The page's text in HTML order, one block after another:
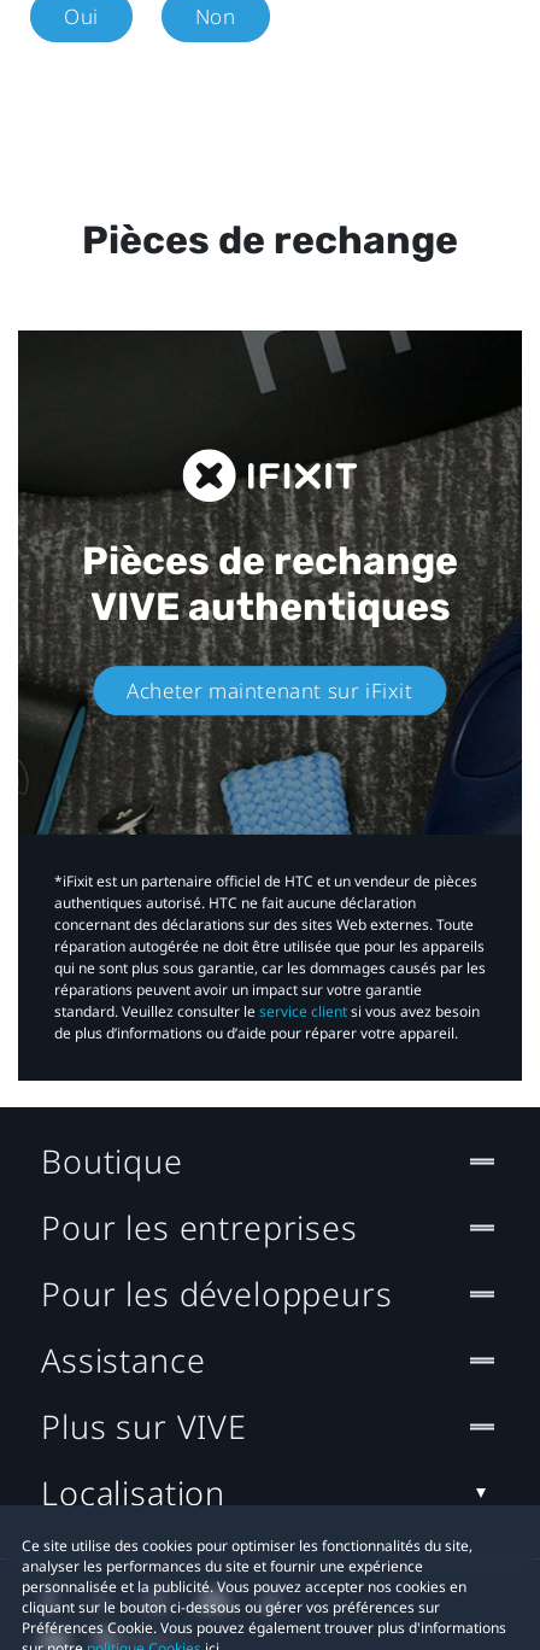
Oui Non
Pièces de rechange
Pièces de rechange
VIVE authentiques​
Acheter maintenant sur iFixit​
*iFixit est un partenaire officiel de HTC et un vendeur de pièces
authentiques autorisé. HTC ne fait aucune déclaration
concernant des déclarations sur des sites Web externes. Toute
réparation autogérée ne doit être utilisée que pour les appareils
qui ne sont plus sous garantie, car les dommages causés par les
réparations peuvent avoir un impact sur votre garantie
standard. Veuillez consulter leservice clientsi vous avez besoin
de plus d’informations ou d’aide pour réparer votre appareil.​
Ce site utilise des cookies pour optimiser les fonctionnalités du site,
analyser les performances du site et fournir une expérience
personnalisée et la publicité. Vous pouvez accepter nos cookies en
cliquant sur le bouton ci-dessous ou gérer vos préférences sur
Préférences Cookie. Vous pouvez également trouver plus d'informations
Boutique
Pour les entreprises
Pour les développeurs
Assistance
Plus sur VIVE
Localisation